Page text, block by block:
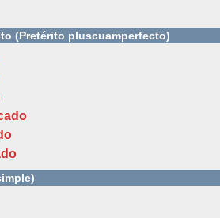
(Pretérito pluscuamperfecto)